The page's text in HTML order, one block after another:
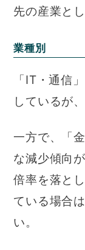
先の産業と
業種別
「IT・通信
しているが
一方で、「
な減少傾向
倍率を落と
ている場合
い。